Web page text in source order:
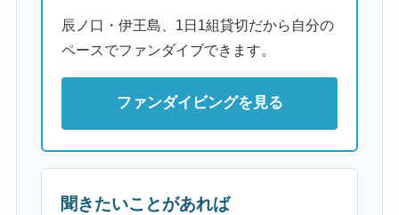
辰ノ口・伊王島、1日1組貸切だから自分の
ペースでファンダイブできます。
ファンダイビングを見る
聞きたいことがあれば